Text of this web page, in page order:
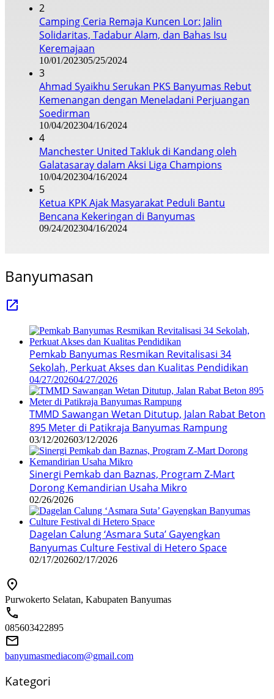
2
Camping Ceria Remaja Kuncen Lor: Jalin
Solidaritas, Tadabur Alam, dan Bahas Isu
Keremajaan
10/01/202305/25/2024
3
Ahmad Syaikhu Serukan PKS Banyumas Rebut
Kemenangan dengan Meneladani Perjuangan
Soedirman
10/04/202304/16/2024
4
Manchester United Takluk di Kandang oleh
Galatasaray dalam Aksi Liga Champions
10/04/202304/16/2024
5
Ketua KPK Ajak Masyarakat Peduli Bantu
Bencana Kekeringan di Banyumas
09/24/202304/16/2024
Banyumasan
Pemkab Banyumas Resmikan Revitalisasi 34
Sekolah, Perkuat Akses dan Kualitas Pendidikan
04/27/202604/27/2026
TMMD Sawangan Wetan Ditutup, Jalan Rabat Beton
895 Meter di Patikraja Banyumas Rampung
03/12/202603/12/2026
Sinergi Pemkab dan Baznas, Program Z-Mart
Dorong Kemandirian Usaha Mikro
02/26/2026
Dagelan Calung ‘Asmara Suta’ Gayengkan
Banyumas Culture Festival di Hetero Space
02/17/202602/17/2026
Purwokerto Selatan, Kabupaten Banyumas
085603422895
banyumasmediacom@gmail.com
Kategori